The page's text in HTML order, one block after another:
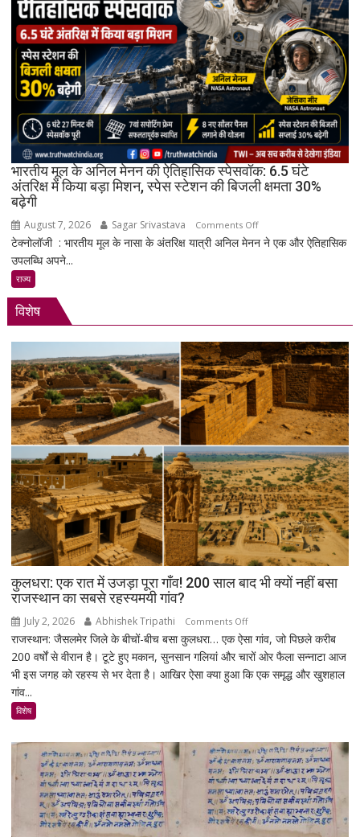
बैटरी,
120Hz
AMOLED
डिस्प्ले
और
Snapdragon
4
Gen
4
के
साथ
रेंज
में
भारतीय मूल के अनिल मेनन की ऐतिहासिक स्पेसवॉक: 6.5 घंटे
अंतरिक्ष में किया बड़ा मिशन, स्पेस स्टेशन की बिजली क्षमता 30%
बढ़ेगी
August 7, 2026 Sagar Srivastava Comments Offon
भारतीय
ऐतिहासिक
स्पेसवॉक:
6.5
घंटे
अंतरिक्ष
में
किया
बड़ा
मिशन,
स्पेस
स्टेशन
की
बिजली
क्षमता
टेक्नोलॉजी : भारतीय मूल के नासा के अंतरिक्ष यात्री अनिल मेनन ने एक और ऐतिहासिक
उपलब्धि अपने...
राज्य
विशेष
कुलधरा: एक रात में उजड़ा पूरा गाँव! 200 साल बाद भी क्यों नहीं बसा
राजस्थान का सबसे रहस्यमयी गांव?
July 2, 2026 Abhishek Tripathi Comments Offon
कुलधरा:
एक
रात
गाँव!
200
साल
बाद
भी
क्यों
राजस्थान: जैसलमेर जिले के बीचों-बीच बसा कुलधरा… एक ऐसा गांव, जो पिछले करीब
200 वर्षों से वीरान है। टूटे हुए मकान, सुनसान गलियां और चारों ओर फैला सन्नाटा आज
भी इस जगह को रहस्य से भर देता है। आखिर ऐसा क्या हुआ कि एक समृद्ध और खुशहाल
गांव...
विशेष